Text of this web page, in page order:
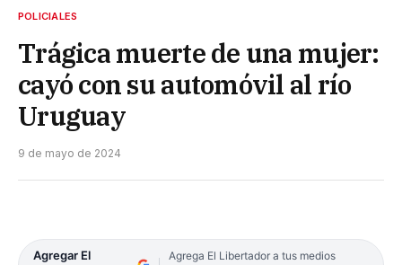
POLICIALES
Trágica muerte de una mujer:
cayó con su automóvil al río
Uruguay
9 de mayo de 2024
Agregar El
Agrega El Libertador a tus medios